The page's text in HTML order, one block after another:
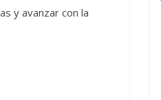
y avanzar con la